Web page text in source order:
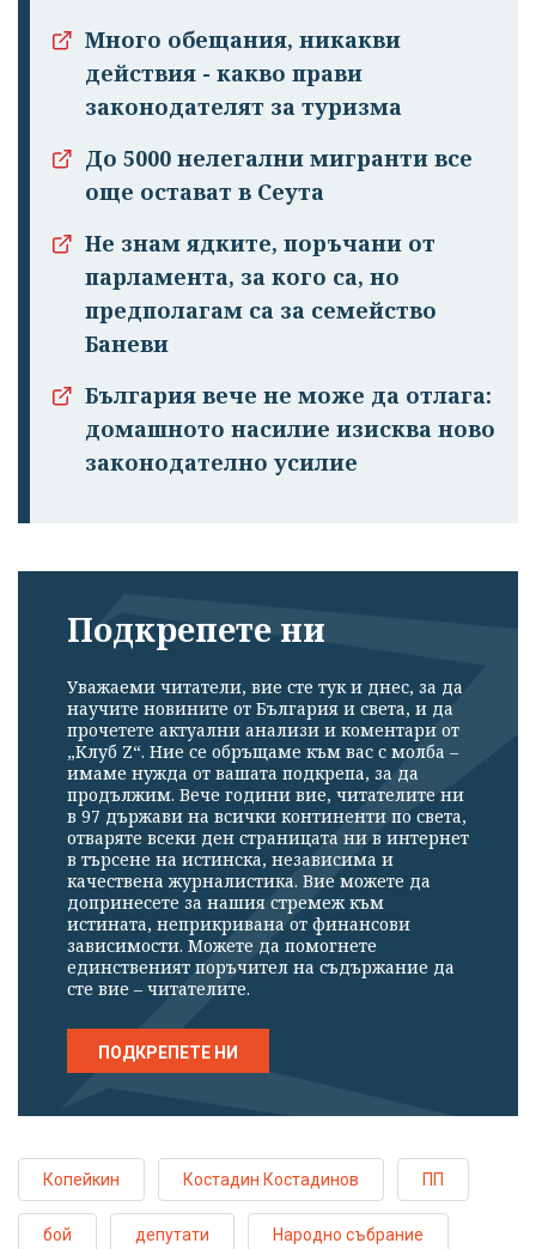
Много обещания, никакви
действия - какво прави
законодателят за туризма
До 5000 нелегални мигранти все
още остават в Сеута
Не знам ядките, поръчани от
парламента, за кого са, но
предполагам са за семейство
Баневи
България вече не може да отлага:
домашното насилие изисква ново
законодателно усилие
Подкрепете ни
Уважаеми читатели, вие сте тук и днес, за да
научите новините от България и света, и да
прочетете актуални анализи и коментари от
„Клуб Z“. Ние се обръщаме към вас с молба –
имаме нужда от вашата подкрепа, за да
продължим. Вече години вие, читателите ни
в 97 държави на всички континенти по света,
отваряте всеки ден страницата ни в интернет
в търсене на истинска, независима и
качествена журналистика. Вие можете да
допринесете за нашия стремеж към
истината, неприкривана от финансови
зависимости. Можете да помогнете
единственият поръчител на съдържание да
сте вие – читателите.
ПОДКРЕПЕТЕ НИ
Копейкин Костадин Костадинов ПП
бой депутати Народно събрание